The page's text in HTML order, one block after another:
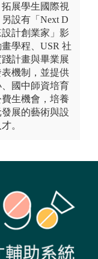
展學生國際視
設有「Next D
設計創業家」影
學程、USR 社
計畫與畢業展
表機制，並提供
、國中師資培育
生機會，培養
發展的藝術與設
。